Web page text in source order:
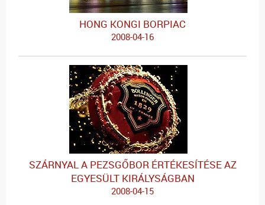
HONG KONGI BORPIAC
2008-04-16
SZÁRNYAL A PEZSGŐBOR ÉRTÉKESÍTÉSE AZ
EGYESÜLT KIRÁLYSÁGBAN
2008-04-15